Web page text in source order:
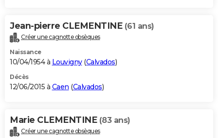
Jean-pierre CLEMENTINE (61 ans)
Créer une cagnotte obsèques
Naissance
10/04/1954 à Louvigny(Calvados)
Décès
12/06/2015 à Caen (Calvados)
Marie CLEMENTINE (83 ans)
Créer une cagnotte obsèques